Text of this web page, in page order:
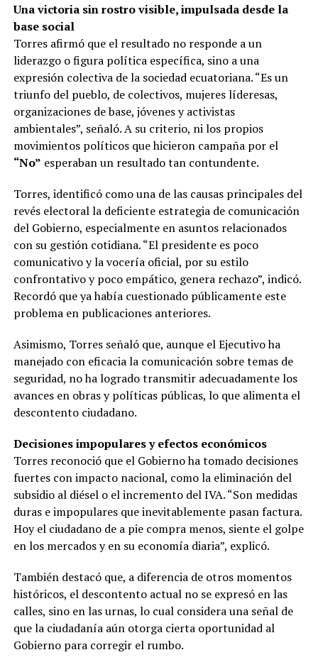
Una victoria sin rostro visible, impulsada desde la
base social
Torres afirmó que el resultado no responde a un
liderazgo o figura política específica, sino a una
expresión colectiva de la sociedad ecuatoriana. “Es un
triunfo del pueblo, de colectivos, mujeres líderesas,
organizaciones de base, jóvenes y activistas
ambientales”, señaló. A su criterio, ni los propios
movimientos políticos que hicieron campaña por el
“No” esperaban un resultado tan contundente.
Torres, identificó como una de las causas principales del
revés electoral la deficiente estrategia de comunicación
del Gobierno, especialmente en asuntos relacionados
con su gestión cotidiana. “El presidente es poco
comunicativo y la vocería oficial, por su estilo
confrontativo y poco empático, genera rechazo”, indicó.
Recordó que ya había cuestionado públicamente este
problema en publicaciones anteriores.
Asimismo, Torres señaló que, aunque el Ejecutivo ha
manejado con eficacia la comunicación sobre temas de
seguridad, no ha logrado transmitir adecuadamente los
avances en obras y políticas públicas, lo que alimenta el
descontento ciudadano.
Decisiones impopulares y efectos económicos
Torres reconoció que el Gobierno ha tomado decisiones
fuertes con impacto nacional, como la eliminación del
subsidio al diésel o el incremento del IVA. “Son medidas
duras e impopulares que inevitablemente pasan factura.
Hoy el ciudadano de a pie compra menos, siente el golpe
en los mercados y en su economía diaria”, explicó.
También destacó que, a diferencia de otros momentos
históricos, el descontento actual no se expresó en las
calles, sino en las urnas, lo cual considera una señal de
que la ciudadanía aún otorga cierta oportunidad al
Gobierno para corregir el rumbo.